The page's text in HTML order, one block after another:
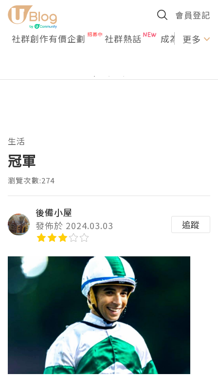
會員登記
社群創作有價企劃 社群熱話 成為U更多
生活
冠軍
瀏覽次數:274
後備小屋
發佈於 2024.03.03
追蹤